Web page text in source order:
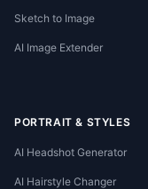
Sketch to Image
AI Image Extender
PORTRAIT & STYLES
AI Headshot Generator
AI Hairstyle Changer